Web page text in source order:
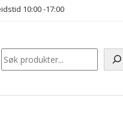
10:00 -17:00
Søk